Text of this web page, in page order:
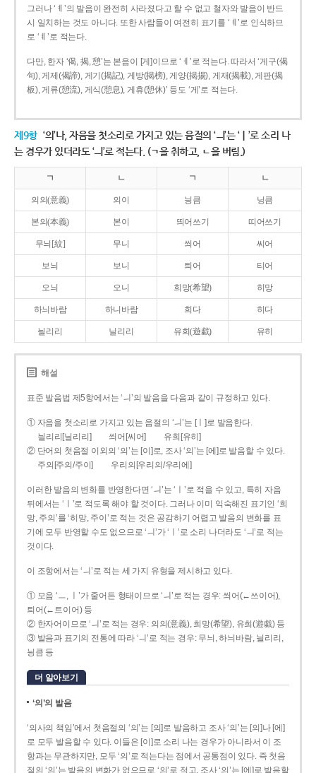
그러나 ‘ㅖ’의 발음이 완전히 사라졌다고 할 수 없고 철자와 발음이 반드
시 일치하는 것도 아니다. 또한 사람들이 여전히 표기를 ‘ㅖ’로 인식하므
로 ‘ㅖ’로 적는다.
다만, 한자 ‘偈, 揭, 憩’는 본음이 [게]이므로 ‘ㅔ’로 적는다. 따라서 ‘게구(偈
句), 게제(偈諦), 게기(揭記), 게방(揭榜), 게양(揭揚), 게재(揭載), 게판(揭
板), 게류(憩流), 게식(憩息), 게휴(憩休)’ 등도 ‘게’로 적는다.
제9항 ‘의’나, 자음을 첫소리로 가지고 있는 음절의 ‘ㅢ’는 ‘ㅣ’로 소리 나
는 경우가 있더라도 ‘ㅢ’로 적는다. (ㄱ을 취하고, ㄴ을 버림.)
ㄱ ㄴ ㄱ ㄴ
의의(意義) 의이 닁큼 닝큼
본의(本義) 본이 띄어쓰기 띠어쓰기
무늬[紋] 무니 씌어 씨어
보늬 보니 틔어 티어
오늬 오니 희망(希望) 히망
하늬바람 하니바람 희다 히다
늴리리 닐리리 유희(遊戱) 유히
해설
표준 발음법 제5항에서는 ‘ㅢ’의 발음을 다음과 같이 규정하고 있다.
① 자음을 첫소리로 가지고 있는 음절의 ‘ㅢ’는 [ㅣ]로 발음한다.
늴리리[닐리리]
씌어[씨어]
유희[유히]
② 단어의 첫음절 이외의 ‘의’는 [이]로, 조사 ‘의’는 [에]로 발음할 수 있다.
주의[주의/주이]
우리의[우리의/우리에]
이러한 발음의 변화를 반영한다면 ‘ㅢ’는 ‘ㅣ’로 적을 수 있고, 특히 자음
뒤에서는 ‘ㅣ’로 적도록 해야 할 것이다. 그러나 이미 익숙해진 표기인 ‘희
망, 주의’를 ‘히망, 주이’로 적는 것은 공감하기 어렵고 발음의 변화를 표
기에 모두 반영할 수도 없으므로 ‘ㅢ’가 ‘ㅣ’로 소리 나더라도 ‘ㅢ’로 적는
것이다.
이 조항에서는 ‘ㅢ’로 적는 세 가지 유형을 제시하고 있다.
① 모음 ‘ㅡ, ㅣ’가 줄어든 형태이므로 ‘ㅢ’로 적는 경우: 씌어(←쓰이어),
틔어(←트이어) 등
② 한자어이므로 ‘ㅢ’로 적는 경우: 의의(意義), 희망(希望), 유희(遊戱) 등
③ 발음과 표기의 전통에 따라 ‘ㅢ’로 적는 경우: 무늬, 하늬바람, 늴리리,
닁큼 등
더 알아보기
‘의’의 발음
‘의사의 책임’에서 첫음절의 ‘의’는 [의]로 발음하고 조사 ‘의’는 [의]나 [에]
로 모두 발음할 수 있다. 이들은 [이]로 소리 나는 경우가 아니라서 이 조
항과는 무관하지만, 모두 ‘의’로 적는다는 점에서 공통점이 있다. 즉 첫음
절의 ‘의’는 발음의 변화가 없으므로 ‘의’로 적고, 조사 ‘의’는 [에]로 발음할